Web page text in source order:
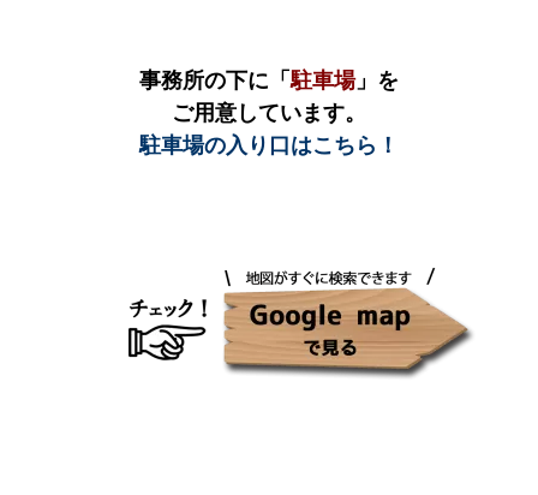
事務所の下に「駐車場」を
ご用意しています。
駐車場の入り口はこちら！